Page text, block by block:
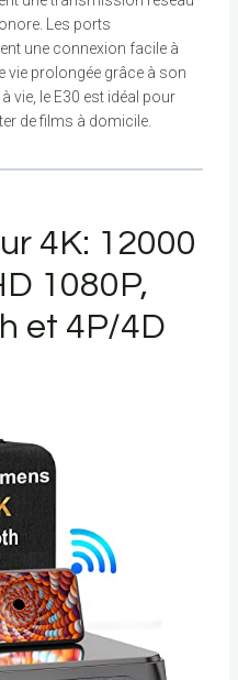
Les ports
une connexion facile à
vie prolongée grâce à son
vie, le E30 est idéal pour
de films à domicile.
4K: 12000
1080P,
et 4P/4D